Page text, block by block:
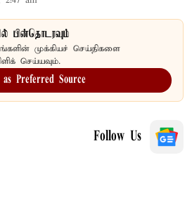
பின்தொடரவும்
முக்கியச் செய்திகளை
செய்யவும்.
as Preferred Source
Follow Us